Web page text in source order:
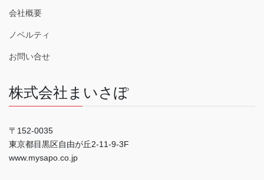
会社概要
ノベルティ
お問い合せ
株式会社まいさぽ
〒152-0035
東京都目黒区自由が丘2-11-9-3F
www.mysapo.co.jp